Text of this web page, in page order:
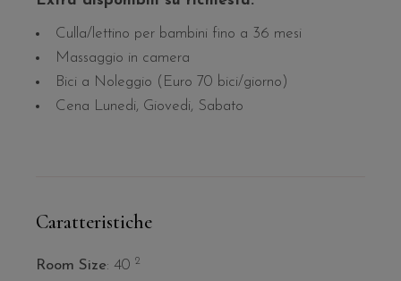
Culla/lettino per bambini fino a 36 mesi
Massaggio in camera
Bici a Noleggio (Euro 70 bici/giorno)
Cena Lunedi, Giovedi, Sabato
Caratteristiche
Room Size: 402